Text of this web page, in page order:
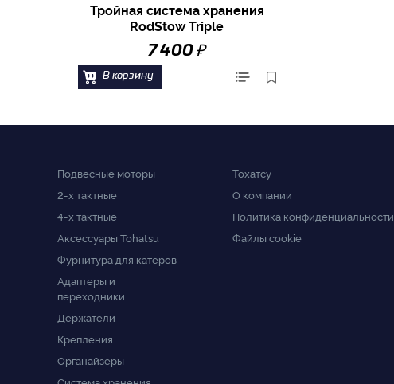
Тройная система хранения
RodStow Triple
7 400 ₽
В корзину
Подвесные моторы
2-x тактные
4-x тактные
Аксессуары Tohatsu
Фурнитура для катеров
Адаптеры и
переходники
Держатели
Крепления
Органайзеры
Тохатсу
О компании
Политика конфиденциальности
Файлы cookie